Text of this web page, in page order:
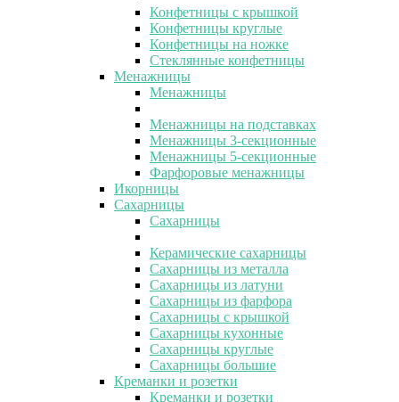
Конфетницы с крышкой
Конфетницы круглые
Конфетницы на ножке
Стеклянные конфетницы
Менажницы
Менажницы
Менажницы на подставках
Менажницы 3-секционные
Менажницы 5-секционные
Фарфоровые менажницы
Икорницы
Сахарницы
Сахарницы
Керамические сахарницы
Сахарницы из металла
Сахарницы из латуни
Сахарницы из фарфора
Сахарницы с крышкой
Сахарницы кухонные
Сахарницы круглые
Сахарницы большие
Креманки и розетки
Креманки и розетки